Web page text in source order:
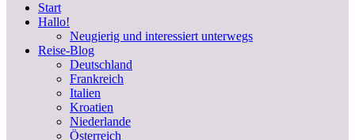
Start
Hallo!
Neugierig und interessiert unterwegs
Reise-Blog
Deutschland
Frankreich
Italien
Kroatien
Niederlande
Österreich